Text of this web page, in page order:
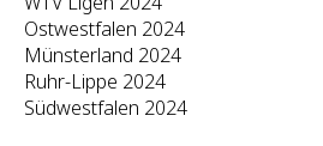
Ostwestfalen 2024
Münsterland 2024
Ruhr-Lippe 2024
Südwestfalen 2024